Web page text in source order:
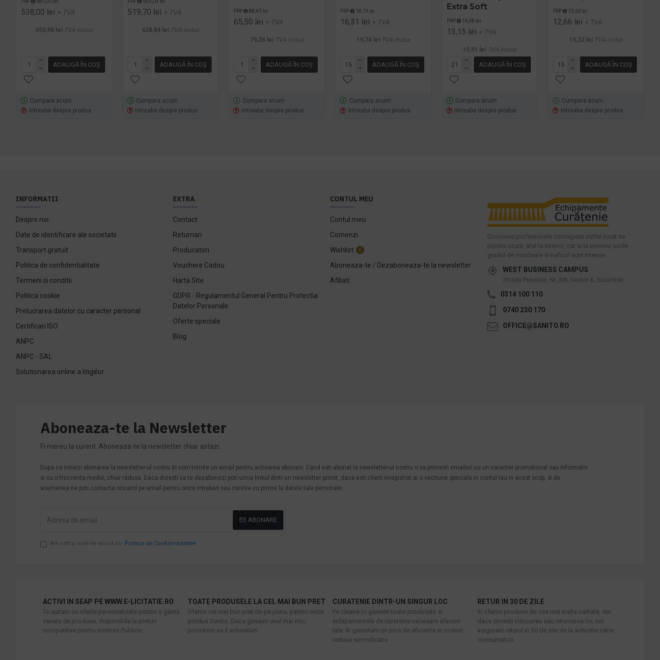
538,00 lei + TVA
650,98 lei TVA inclus
ADAUGĂ ÎN COŞ
Cumpara acum
Intreaba despre produs
519,70 lei + TVA
628,84 lei TVA inclus
ADAUGĂ ÎN COŞ
Cumpara acum
Intreaba despre produs
PRP 88,43 lei
65,50 lei + TVA
79,26 lei TVA inclus
ADAUGĂ ÎN COŞ
Cumpara acum
Intreaba despre produs
PRP 88,21 lei
ADAUGĂ ÎN COŞ
Cumpara acum
Intreaba despre produs
servetele
PRP 88,21 lei
65,34 lei + TVA
79,06 lei TVA inclus
ADAUGĂ ÎN COŞ
Cumpara acum
Intreaba despre produs
PRP 84,12 lei
65,50 lei + TVA
79,26 lei TVA inclus
ADAUGĂ ÎN COŞ
Cumpara acum
Intreaba despre produs
PRP 18,19 lei
16,31 lei + TVA
19,74 lei TVA inclus
ADAUGĂ ÎN COŞ
Cumpara acum
Intreaba despre produs
Extra Soft
PRP 16,58 lei
13,15 lei + TVA
15,91 lei TVA inclus
ADAUGĂ ÎN COŞ
Cumpara acum
Intreaba despre produs
PRP 15,63 lei
12,66 lei + TVA
15,32 lei TVA inclus
ADAUGĂ ÎN COŞ
Cumpara acum
Intreaba despre produs
INFORMATII
Despre noi
Date de identificare ale societatii
Transport gratuit
Politica de confidentialitate
Termeni si conditii
Politica cookie
Prelucrarea datelor cu caracter personal
Certificari ISO
ANPC
ANPC - SAL
Solutionarea online a litigiilor
EXTRA
Contact
Returnari
Producatori
Vouchere Cadou
Harta Site
GDPR - Regulamentul General Pentru Protectia
Datelor Personale
Oferte speciale
Blog
CONTUL MEU
Contul meu
Comenzi
Wishlist
0
Aboneaza-te / Dezaboneaza-te la newsletter
Afiliati
Covorase profesionale concepute astfel incat sa
reziste uzurii, atat la interior, cat si la exterior, unde
gradul de murdarire si traficul sunt intense.
WEST BUSINESS CAMPUS
Strada Preciziei, Nr, 3W, Sector 6, Bucuresti
0314 100 110
0740 230 170
OFFICE@SANITO.RO
Aboneaza-te la Newsletter
Fi mereu la curent. Aboneaza-te la newsletter chiar astazi.
Dupa ce initiezi abonarea la newsletter-ul nostru iti vom trimite un email pentru activarea abonarii. Cand esti abonat la newsletter-ul nostru o sa primesti emailuri cu un caracter promotional sau informativ
si cu o frecventa medie, chiar redusa. Daca doresti sa te dezabonezi poti urma linkul dintr-un newsletter primit, daca esti client inregistrat ai o sectiune speciala in contul tau in acest scop, si de
asemenea ne poti contacta oricand pe email pentru orice intrebari sau cerinte cu privire la datele tale personale.
ABONARE
Am citit şi sunt de acord cu Politica de Confidentialitate
ACTIVI IN SEAP PE WWW.E-LICITATIE.RO
Te ajutam cu oferte personalizate pentru o gama
variata de produse, disponibile la preturi
competitive pentru Institutii Publice.
TOATE PRODUSELE LA CEL MAI BUN PRET
Oferim cel mai bun pret de pe piata, pentru orice
produs Sanito. Daca gasesti unul mai mic,
promitem sa il echivalam.
CURATENIE DINTR-UN SINGUR LOC
Pe cleane.ro gasesti toate produsele si
echipamentele de curatenie necesare afacerii
tale. Iti garantam un plus de eficienta si costuri
reduse semnificativ.
RETUR IN 30 DE ZILE
Iti oferim produse de cea mai inalta calitate, dar
daca doresti inlocuirea sau returnarea lor, noi
asiguram returul in 30 de zile de la achizitie catre
consumatori.